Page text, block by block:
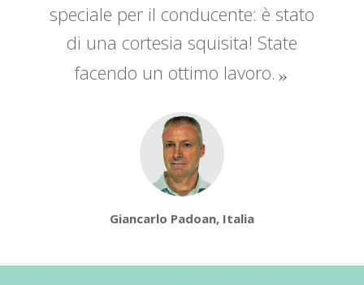
speciale per il conducente: è stato
di una cortesia squisita! State
facendo un ottimo lavoro.
Giancarlo Padoan, Italia